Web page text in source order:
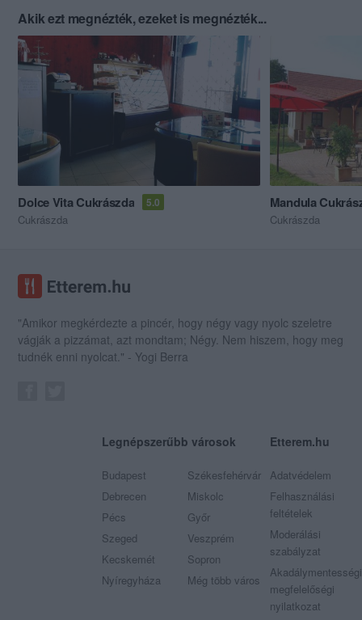
Akik ezt megnézték, ezeket is megnézték...
Dolce Vita Cukrászda 5.0
Cukrászda
Mandula
Cukrászda
"Amikor megkérdezte a pincér, hogy négy vagy nyolc szeletre
vágják a pizzámat, azt mondtam; Négy. Nem hiszem, hogy meg
tudnék enni nyolcat." - Yogi Berra
Legnépszerűbb városok
Budapest
Debrecen
Pécs
Szeged
Kecskemét
Nyíregyháza
Székesfehérvár
Miskolc
Győr
Veszprém
Sopron
Még több város
Etterem.hu
Adatvédelem
Felhasználási
feltételek
Moderálási
szabályzat
Akadálymentességi
megfelelőségi
nyilatkozat